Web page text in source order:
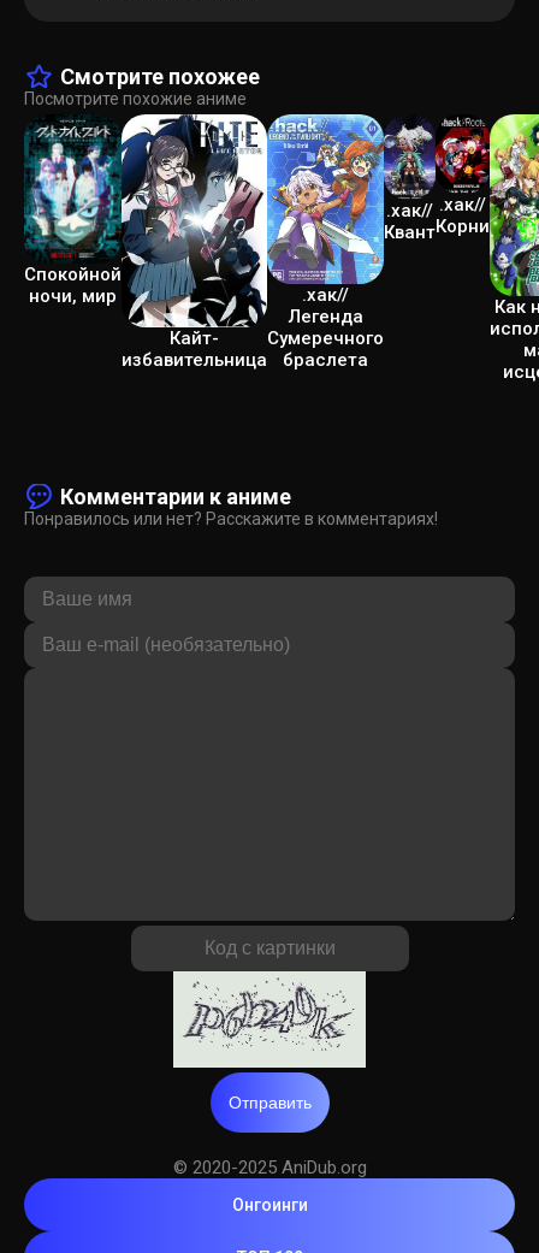
Смотрите похожее
Посмотрите похожие аниме
Спокойной
ночи, мир
Кайт-
избавительница
.хак//
Легенда
Сумеречного
браслета
.хак//
Квант
.хак//
Корни
Как
Комментарии к аниме
Понравилось или нет? Расскажите в комментариях!
Отправить
© 2020-2025 AniDub.org
Онгоинги